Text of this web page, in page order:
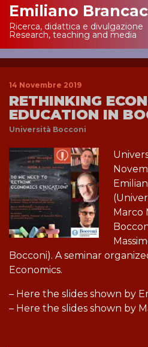
Main Navigation
Emiliano
Ricerca, didattica e divulgazione
Research, teaching and media
14 Novembre 2019
RETHINKING
EDUCATION IN
Università Bocconi
Marco
Bocconi). A seminar
Economics.
– Here the slides shown by
– Here the slides shown by